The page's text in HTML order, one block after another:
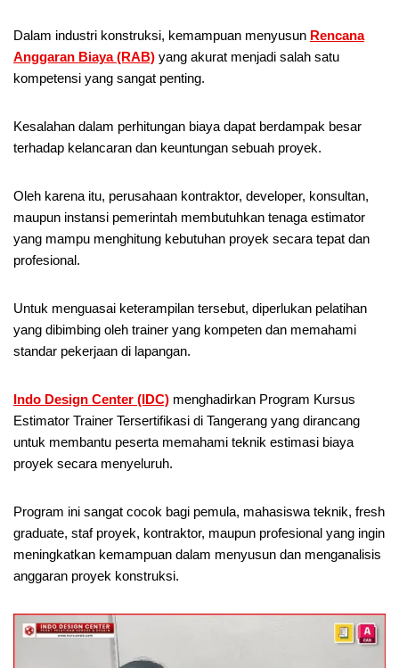
Dalam industri konstruksi, kemampuan menyusun Rencana
Anggaran Biaya (RAB) yang akurat menjadi salah satu
kompetensi yang sangat penting.
Kesalahan dalam perhitungan biaya dapat berdampak besar
terhadap kelancaran dan keuntungan sebuah proyek.
Oleh karena itu, perusahaan kontraktor, developer, konsultan,
maupun instansi pemerintah membutuhkan tenaga estimator
yang mampu menghitung kebutuhan proyek secara tepat dan
profesional.
Untuk menguasai keterampilan tersebut, diperlukan pelatihan
yang dibimbing oleh trainer yang kompeten dan memahami
standar pekerjaan di lapangan.
Indo Design Center (IDC) menghadirkan Program Kursus
Estimator Trainer Tersertifikasi di Tangerang yang dirancang
untuk membantu peserta memahami teknik estimasi biaya
proyek secara menyeluruh.
Program ini sangat cocok bagi pemula, mahasiswa teknik, fresh
graduate, staf proyek, kontraktor, maupun profesional yang ingin
meningkatkan kemampuan dalam menyusun dan menganalisis
anggaran proyek konstruksi.